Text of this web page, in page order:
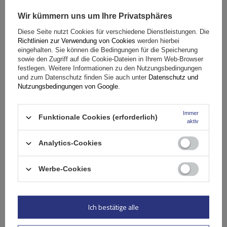
Inhalt Ihrer Bewertung
Bewertung abschicken
Wir kümmern uns um Ihre Privatsphäres
Diese Seite nutzt Cookies für verschiedene Dienstleistungen. Die
Richtlinien zur Verwendung von Cookies werden hierbei
eingehalten. Sie können die Bedingungen für die Speicherung
sowie den Zugriff auf die Cookie-Dateien in Ihrem Web-Browser
festlegen. Weitere Informationen zu den Nutzungsbedingungen
und zum Datenschutz finden Sie auch unter Datenschutz und
Nutzungsbedingungen von Google.
Funktionale Cookies (erforderlich)
Immer
aktiv
Analytics-Cookies
Werbe-Cookies
Ich bestätige alle